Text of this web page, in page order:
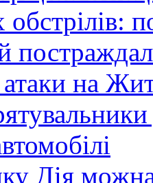
обстрілів:
атаки на
Дія